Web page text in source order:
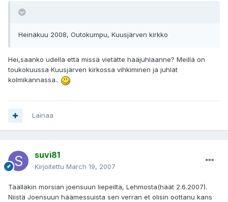
Heinäkuu 2008, Outokumpu, Kuusjärven kirkko
Hei,saanko udella että missä vietätte hääjuhlaanne? Meillä on
toukokuussa Kuusjärven kirkossa vihkiminen ja juhlat
kolmikannassa..
Lainaa
suvi81
Kirjoitettu March 19, 2007
Täälläkin morsian joensuun liepeiltä, Lehmosta(häät 2.6.2007).
Niistä Joensuun häämessuista sen verran et olisin oottanu kans